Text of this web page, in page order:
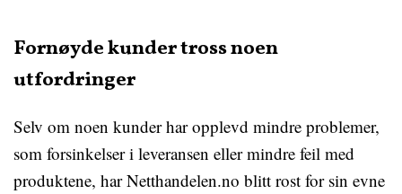
Fornøyde kunder tross noen
utfordringer
Selv om noen kunder har opplevd mindre problemer,
som forsinkelser i leveransen eller mindre feil med
produktene, har Netthandelen.no blitt rost for sin evne